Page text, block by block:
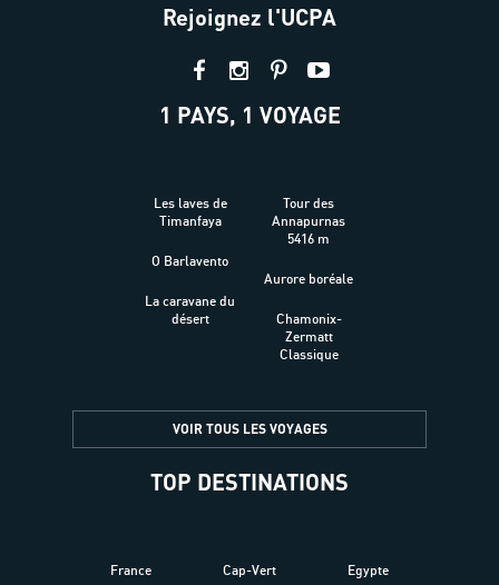
Rejoignez l'UCPA
1 PAYS, 1 VOYAGE
Les laves de
Timanfaya
O Barlavento
La caravane du
désert
Tour des
Annapurnas
5416 m
Aurore boréale
Chamonix-
Zermatt
Classique
VOIR TOUS LES VOYAGES
TOP DESTINATIONS
France Cap-Vert Egypte